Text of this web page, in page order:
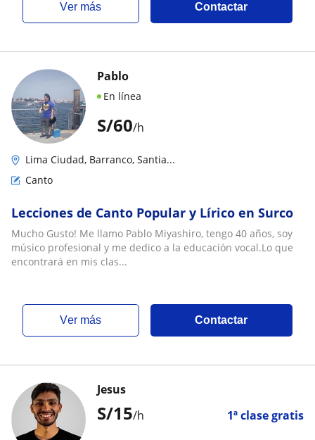
ver más Contactar
S/60/h
Pablo
En línea
Lima Ciudad, Barranco, Santia...
Canto
Lecciones de Canto Popular y Lírico en Surco
Mucho Gusto! Me llamo Pablo Miyashiro, tengo 40 años, soy
músico profesional y me dedico a la educación vocal.Lo que
encontrará en mis clas...
ver más Contactar
S/15/h 1ª clase gratis
Jesus